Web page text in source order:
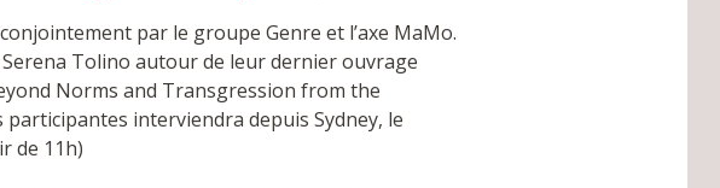
par le groupe Genre et l’axe MaMo.
Tolino autour de leur dernier ouvrage
Norms and Transgression from the
interviendra depuis Sydney, le
de 11h)